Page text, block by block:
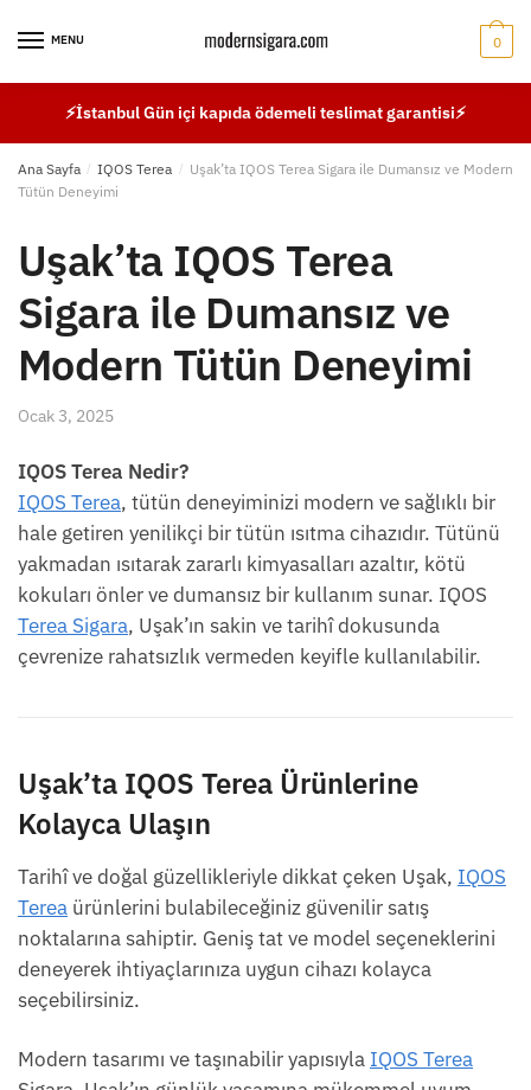
MENU 0
⚡İstanbul Gün içi kapıda ödemeli teslimat garantisi⚡
Ana Sayfa / IQOS Terea / Uşak’ta IQOS Terea Sigara ile Dumansız ve Modern
Tütün Deneyimi
Uşak’ta IQOS Terea
Sigara ile Dumansız ve
Modern Tütün Deneyimi
Ocak 3, 2025
IQOS Terea Nedir?
IQOS Terea, tütün deneyiminizi modern ve sağlıklı bir
hale getiren yenilikçi bir tütün ısıtma cihazıdır. Tütünü
yakmadan ısıtarak zararlı kimyasalları azaltır, kötü
kokuları önler ve dumansız bir kullanım sunar. IQOS
Terea Sigara, Uşak’ın sakin ve tarihî dokusunda
çevrenize rahatsızlık vermeden keyifle kullanılabilir.
Uşak’ta IQOS Terea Ürünlerine
Kolayca Ulaşın
Tarihî ve doğal güzellikleriyle dikkat çeken Uşak, IQOS
Terea ürünlerini bulabileceğiniz güvenilir satış
noktalarına sahiptir. Geniş tat ve model seçeneklerini
deneyerek ihtiyaçlarınıza uygun cihazı kolayca
seçebilirsiniz.
Modern tasarımı ve taşınabilir yapısıyla IQOS Terea